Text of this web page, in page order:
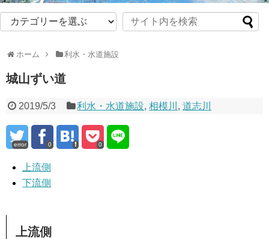
ホーム 利水・水道施設
城山ずい道
2019/5/3 利水・水道施設,相模川 ,道志川
error 0 0
上流側
下流側
上流側